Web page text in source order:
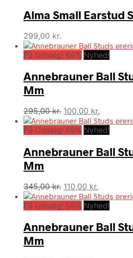
Alma Small Earstud
299,00 kr.
På Udsalg! 66% Nyhed!
Annebrauner Ball
Mm
295,00kr. Den
oprindelige
pris
295,00 kr..
100,00 kr.
aktuelle
pris
100,00
På Udsalg! 68% Nyhed!
Annebrauner Ball
Mm
345,00kr. Den
oprindelige
pris
345,00 kr..
110,00 kr.
aktuelle
pris
110,00
På Udsalg! 59% Nyhed!
Annebrauner Ball
Mm